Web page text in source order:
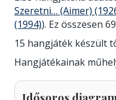
Szeretni… (Aimer)
(1994)). Ez összesen
15 hangjáték készült
Hangjátékainak
Idősoros diagram